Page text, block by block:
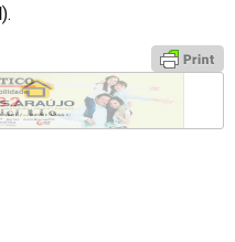
).